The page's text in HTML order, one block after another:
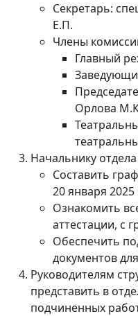
Секретарь:
Е.П.
Члены
Главный
Орлова
Начальнику
Составить
20 января 2025
Ознакомить
аттестации, с
Обеспечить
документов
Руководителям
представить в
подчиненных